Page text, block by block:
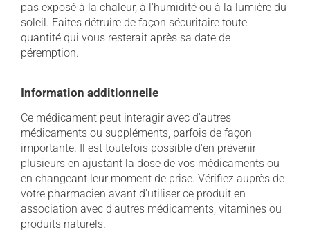
pas exposé à la chaleur, à l'humidité ou à la lumière du
soleil. Faites détruire de façon sécuritaire toute
quantité qui vous resterait après sa date de
péremption.
Information additionnelle
Ce médicament peut interagir avec d'autres
médicaments ou suppléments, parfois de façon
importante. Il est toutefois possible d'en prévenir
plusieurs en ajustant la dose de vos médicaments ou
en changeant leur moment de prise. Vérifiez auprès de
votre pharmacien avant d'utiliser ce produit en
association avec d'autres médicaments, vitamines ou
produits naturels.